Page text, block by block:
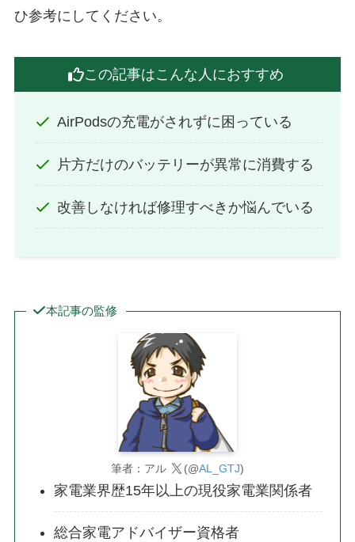
ひ参考にしてください。
この記事はこんな人におすすめ
AirPodsの充電がされずに困っている
片方だけのバッテリーが異常に消費する
改善しなければ修理すべきか悩んでいる
本記事の監修
筆者：アル (@AL_GTJ)
家電業界歴15年以上の現役家電業関係者
総合家電アドバイザー資格者